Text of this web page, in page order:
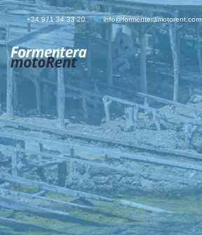
+34 971 34 33 20 info@formenteramotorent.com